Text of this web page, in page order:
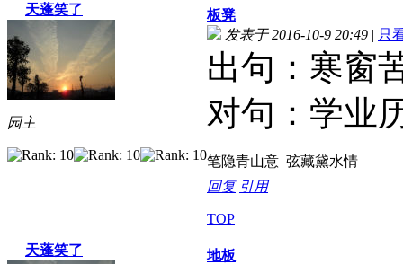
天蓬笑了
园主
板凳
发表于 2016-10-9 20:49 | 只
出句：寒窗
对句：学业
笔隐青山意 弦藏黛水情
回复 引用
TOP
天蓬笑了
地板